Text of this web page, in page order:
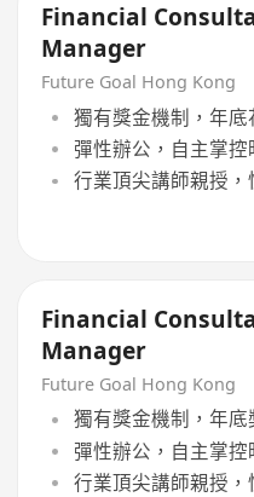
Financial
Manager
Future Goal Hong Kong
獨有獎金機制，年底
彈性辦公，自主掌控
行業頂尖講師親授
Financial
Manager
Future Goal Hong Kong
獨有獎金機制，年底
彈性辦公，自主掌控
行業頂尖講師親授，